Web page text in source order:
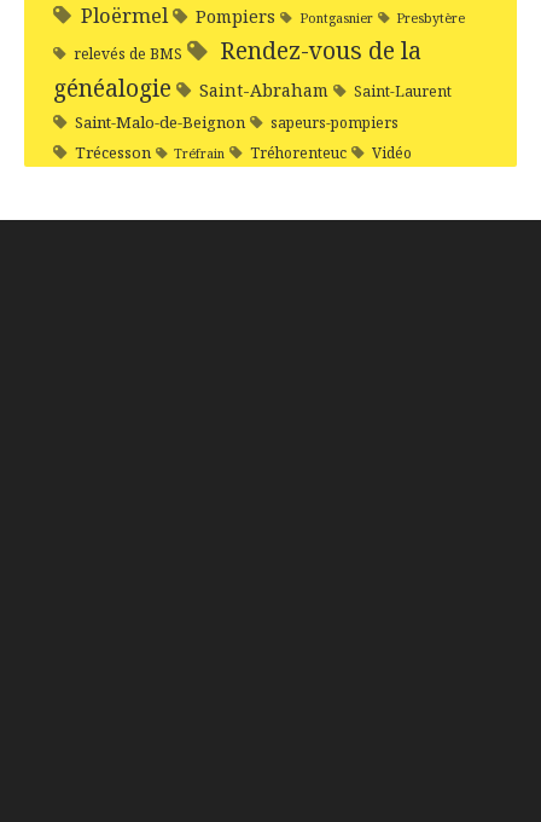
Ploërmel Pompiers Pontgasnier Presbytère
relevés de BMS
Rendez-vous de la
généalogie
Saint-Abraham Saint-Laurent
Saint-Malo-de-Beignon sapeurs-pompiers
Trécesson Tréfrain Tréhorenteuc Vidéo